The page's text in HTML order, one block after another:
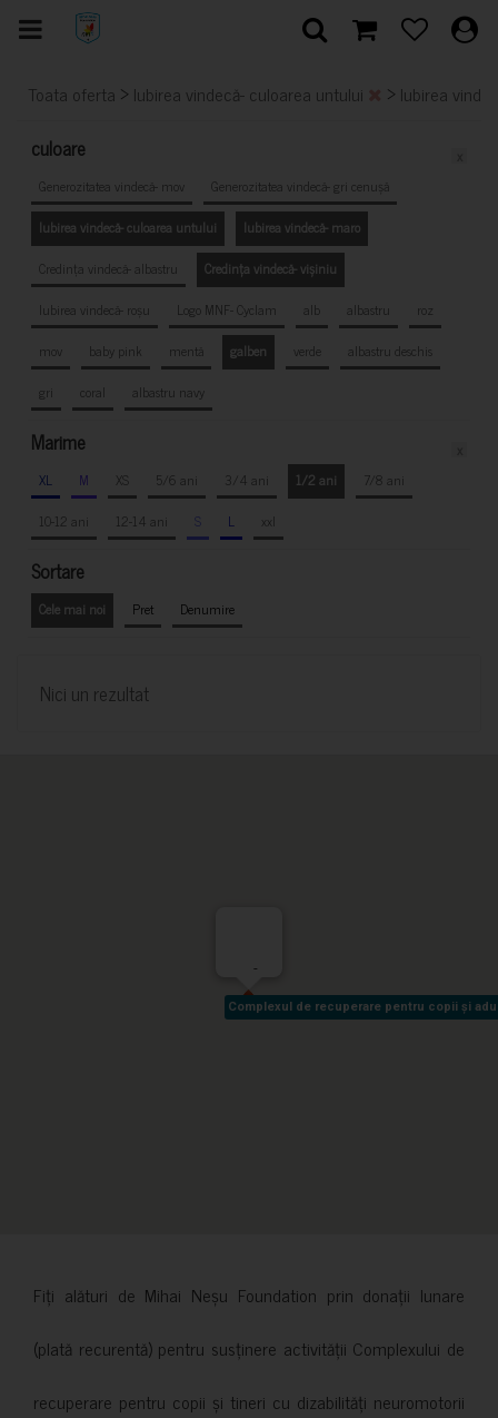
Toata oferta > Iubirea vindecă- culoarea untului > Iubirea
culoare
Generozitatea vindecă- mov
Generozitatea vindecă- gri cenușă
Iubirea vindecă- culoarea untului
Iubirea vindecă- maro
Credința vindecă- albastru
Credința vindecă- vișiniu
Iubirea vindecă- roșu
Logo MNF- Cyclam alb albastru
roz
mov
baby pink mentă galben verde
albastru deschis
gri
coral albastru navy
Marime
XL M XS 5/6 ani 3/4 ani 1/2 ani
7/8 ani
10-12 ani
12-14 ani S L xxl
Sortare
Cele mai noi Pret Denumire
Nici un rezultat
Complexul de recuperare pentru copii și
Complexul de recuperare pentru copii și
-
Fiți alături de Mihai Neșu Foundation prin donații lunare
(plată recurentă) pentru susținere activității Complexului de
recuperare pentru copii și tineri cu dizabilități neuromotorii